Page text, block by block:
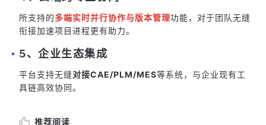
所支持的多端实时并行协作与版本管理功能，对于团队无缝
衔接加速项目进程更有助力。
5、企业生态集成
平台支持无缝对接CAE/PLM/MES等系统，与企业现有工
具链高效协同。
推荐阅读